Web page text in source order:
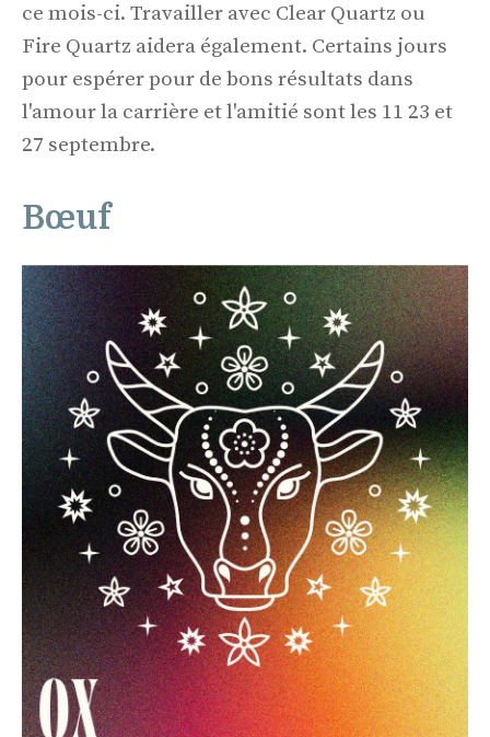
ce mois-ci. Travailler avec Clear Quartz ou
Fire Quartz aidera également. Certains jours
pour espérer pour de bons résultats dans
l'amour la carrière et l'amitié sont les 11 23 et
27 septembre.
Bœuf